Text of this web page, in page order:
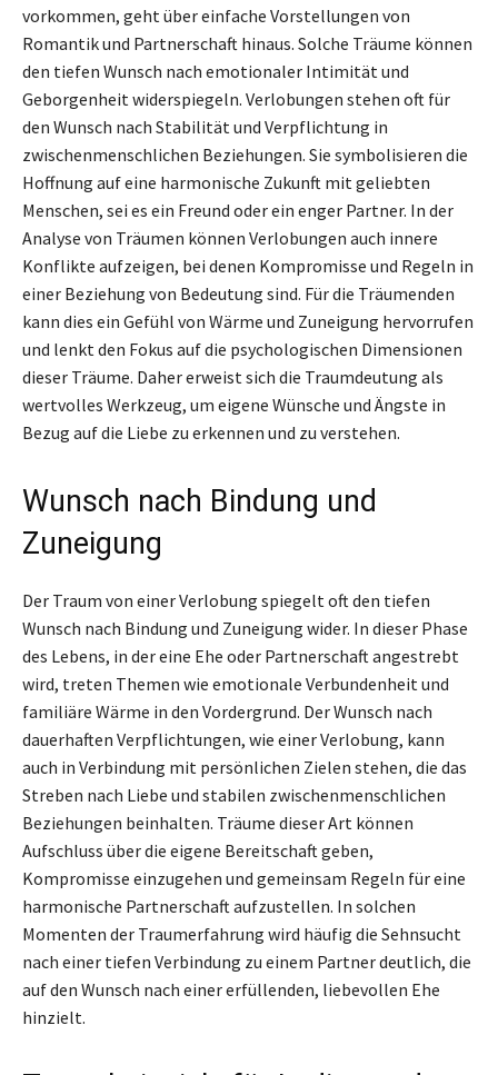
vorkommen, geht über einfache Vorstellungen von
Romantik und Partnerschaft hinaus. Solche Träume können
den tiefen Wunsch nach emotionaler Intimität und
Geborgenheit widerspiegeln. Verlobungen stehen oft für
den Wunsch nach Stabilität und Verpflichtung in
zwischenmenschlichen Beziehungen. Sie symbolisieren die
Hoffnung auf eine harmonische Zukunft mit geliebten
Menschen, sei es ein Freund oder ein enger Partner. In der
Analyse von Träumen können Verlobungen auch innere
Konflikte aufzeigen, bei denen Kompromisse und Regeln in
einer Beziehung von Bedeutung sind. Für die Träumenden
kann dies ein Gefühl von Wärme und Zuneigung hervorrufen
und lenkt den Fokus auf die psychologischen Dimensionen
dieser Träume. Daher erweist sich die Traumdeutung als
wertvolles Werkzeug, um eigene Wünsche und Ängste in
Bezug auf die Liebe zu erkennen und zu verstehen.
Wunsch nach Bindung und
Zuneigung
Der Traum von einer Verlobung spiegelt oft den tiefen
Wunsch nach Bindung und Zuneigung wider. In dieser Phase
des Lebens, in der eine Ehe oder Partnerschaft angestrebt
wird, treten Themen wie emotionale Verbundenheit und
familiäre Wärme in den Vordergrund. Der Wunsch nach
dauerhaften Verpflichtungen, wie einer Verlobung, kann
auch in Verbindung mit persönlichen Zielen stehen, die das
Streben nach Liebe und stabilen zwischenmenschlichen
Beziehungen beinhalten. Träume dieser Art können
Aufschluss über die eigene Bereitschaft geben,
Kompromisse einzugehen und gemeinsam Regeln für eine
harmonische Partnerschaft aufzustellen. In solchen
Momenten der Traumerfahrung wird häufig die Sehnsucht
nach einer tiefen Verbindung zu einem Partner deutlich, die
auf den Wunsch nach einer erfüllenden, liebevollen Ehe
hinzielt.